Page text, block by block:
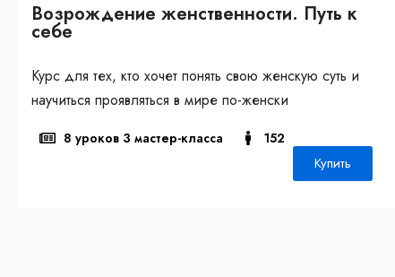
Возрождение женственности. Путь к
себе
Курс для тех, кто хочет понять свою женскую суть и
научиться проявляться в мире по-женски
8 уроков 3 мастер-класса 152
Купить